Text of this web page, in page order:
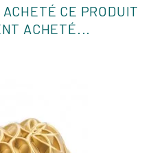
CE PRODUIT
ACHETÉ...